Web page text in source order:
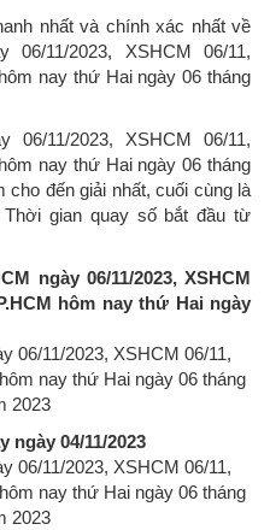
nhất và chính xác nhất về
11/2023, XSHCM 06/11,
nay thứ Hai ngày 06 tháng
11/2023, XSHCM 06/11,
nay thứ Hai ngày 06 tháng
cho đến giải nhất, cuối cùng là
gian quay số bắt đầu từ
ngày 06/11/2023, XSHCM
hôm nay thứ Hai ngày
ngày 04/11/2023